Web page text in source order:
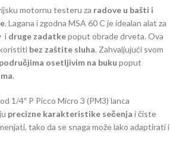
motornu testeru za radove u bašti i
. Lagana i zgodna MSA 60 C je idealan alat za
i druge zadatkepoput obrade drveta. Ova
bez zaštite sluha. Zahvaljujući svom
osetljivim na buku poput
.
1/4″ P Picco Micro 3 (PM3) lanca
precizne karakteristike sečenja i čiste
tako da se snaga može lako adaptirati i